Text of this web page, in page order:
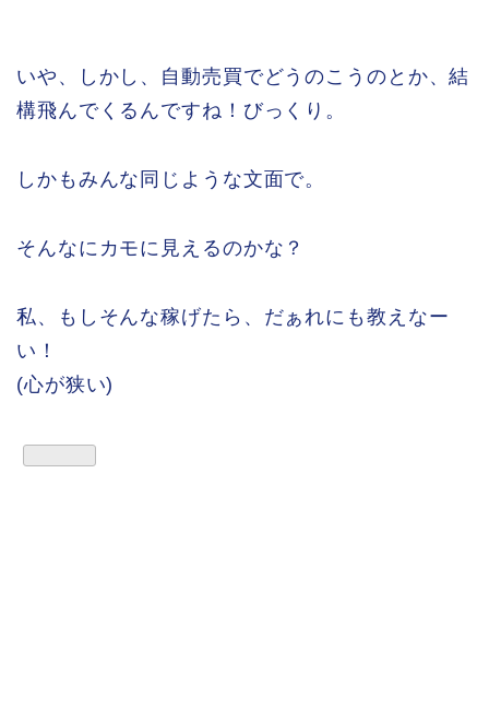
いや、しかし、自動売買でどうのこうのとか、結
構飛んでくるんですね！びっくり。
しかもみんな同じような文面で。
そんなにカモに見えるのかな？
私、もしそんな稼げたら、だぁれにも教えなー
い！
(心が狭い)